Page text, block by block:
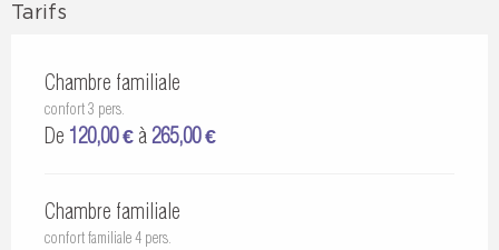
Tarifs
Chambre familiale
confort 3 pers.
De 120,00 € à 265,00 €
Chambre familiale
confort familiale 4 pers.